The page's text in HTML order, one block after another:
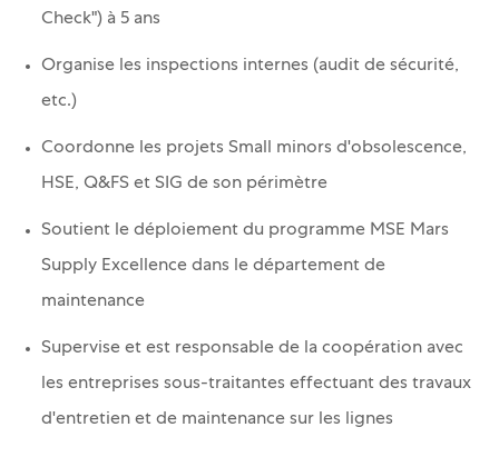
Check") à 5 ans
Organise les inspections internes (audit de sécurité,
etc.)
Coordonne les projets Small minors d'obsolescence,
HSE, Q&FS et SIG de son périmètre
Soutient le déploiement du programme MSE Mars
Supply Excellence dans le département de
maintenance
Supervise et est responsable de la coopération avec
les entreprises sous-traitantes effectuant des travaux
d'entretien et de maintenance sur les lignes